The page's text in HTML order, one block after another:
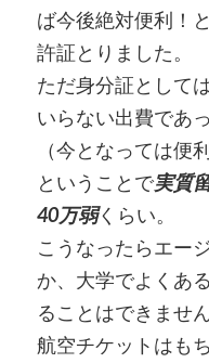
ば今後絶対便利！
許証とりました。
ただ身分証として
いらない出費であ
（今となっては便
ということで実質
40万弱くらい。
こうなったらエー
か、大学でよくあ
ることはできません
航空チケットはも